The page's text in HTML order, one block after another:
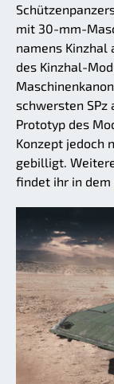
mit 30-mm-
namens
des Kinzhal-
schwersten SPz
Prototyp des
Konzept jedoch
gebilligt.
findet ihr in dem